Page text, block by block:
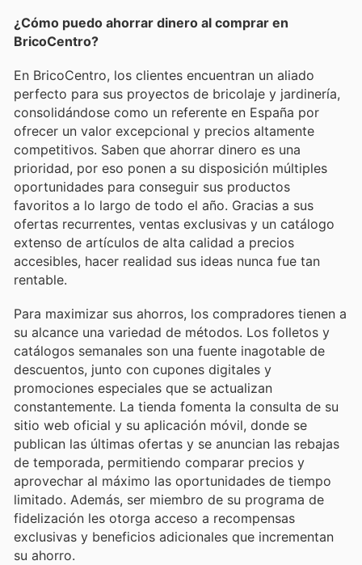
¿Cómo puedo ahorrar dinero al comprar en
BricoCentro?
En BricoCentro, los clientes encuentran un aliado
perfecto para sus proyectos de bricolaje y jardinería,
consolidándose como un referente en España por
ofrecer un valor excepcional y precios altamente
competitivos. Saben que ahorrar dinero es una
prioridad, por eso ponen a su disposición múltiples
oportunidades para conseguir sus productos
favoritos a lo largo de todo el año. Gracias a sus
ofertas recurrentes, ventas exclusivas y un catálogo
extenso de artículos de alta calidad a precios
accesibles, hacer realidad sus ideas nunca fue tan
rentable.
Para maximizar sus ahorros, los compradores tienen a
su alcance una variedad de métodos. Los folletos y
catálogos semanales son una fuente inagotable de
descuentos, junto con cupones digitales y
promociones especiales que se actualizan
constantemente. La tienda fomenta la consulta de su
sitio web oficial y su aplicación móvil, donde se
publican las últimas ofertas y se anuncian las rebajas
de temporada, permitiendo comparar precios y
aprovechar al máximo las oportunidades de tiempo
limitado. Además, ser miembro de su programa de
fidelización les otorga acceso a recompensas
exclusivas y beneficios adicionales que incrementan
su ahorro.